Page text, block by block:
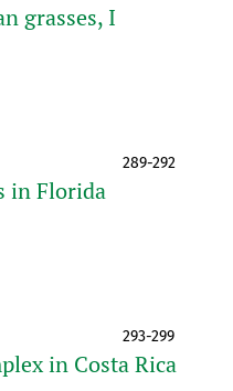
grasses, I
289-292
in Florida
293-299
in Costa Rica